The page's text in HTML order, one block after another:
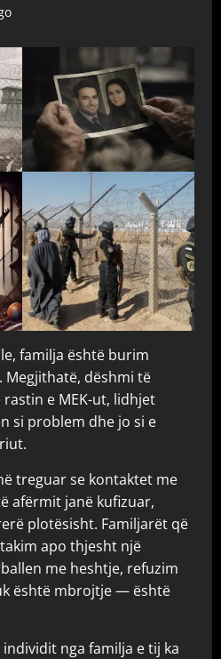
familja është burim
Megjithatë, dëshmi të
e MEK-ut, lidhjet
si problem dhe jo si e
treguar se kontaktet me
afërmit janë kufizuar,
plotësisht. Familjarët që
apo thjesht një
me heshtje, refuzim
është mbrojtje — është
nga familja e tij ka